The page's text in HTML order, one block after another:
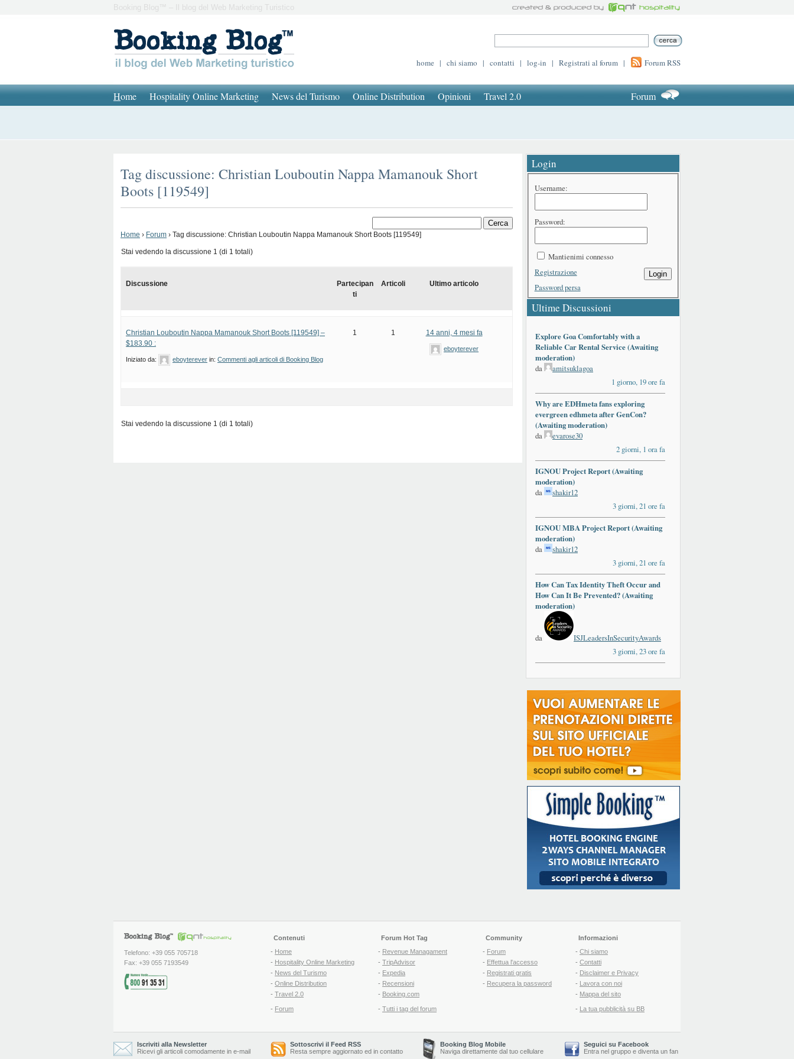
Booking Blog™ – Il blog del Web Marketing Turistico
home | chi siamo | contatti | log-in | Registrati al forum | Forum RSS
Home Hospitality Online Marketing News del Turismo Online Distribution Opinioni Travel 2.0 Forum
Tag discussione: Christian Louboutin Nappa Mamanouk Short
Boots [119549]
Home › Forum › Tag discussione: Christian Louboutin Nappa Mamanouk Short Boots [119549]
Stai vedendo la discussione 1 (di 1 totali)
Discussione
Partecipan
ti
Articoli Ultimo articolo
Christian Louboutin Nappa Mamanouk Short Boots [119549] –
$183.90 :
Iniziato da: eboyterever in: Commenti agli articoli di Booking Blog
1 1 14 anni, 4 mesi fa
eboyterever
Stai vedendo la discussione 1 (di 1 totali)
Login
Username:
Password:
Mantienimi connesso
Login
Registrazione
Password persa
Ultime Discussioni
Explore Goa Comfortably with a
Reliable Car Rental Service (Awaiting
moderation)
da
amitsuklagoa
1 giorno, 19 ore fa
Why are EDHmeta fans exploring
evergreen edhmeta after GenCon?
(Awaiting moderation)
da
evarose30
2 giorni, 1 ora fa
IGNOU Project Report (Awaiting
moderation)
da
shakir12
3 giorni, 21 ore fa
IGNOU MBA Project Report (Awaiting
moderation)
da
shakir12
3 giorni, 21 ore fa
How Can Tax Identity Theft Occur and
How Can It Be Prevented? (Awaiting
moderation)
da
ISJLeadersInSecurityAwards
3 giorni, 23 ore fa
Telefono: +39 055 705718
Fax: +39 055 7193549
Contenuti
- Home
- Hospitality Online Marketing
- News del Turismo
- Online Distribution
- Travel 2.0
- Forum
Forum Hot Tag
- Revenue Managament
- TripAdvisor
- Expedia
- Recensioni
- Booking.com
- Tutti i tag del forum
Community
- Forum
- Effettua l'accesso
- Registrati gratis
- Recupera la password
Informazioni
- Chi siamo
- Contatti
- Disclaimer e Privacy
- Lavora con noi
- Mappa del sito
- La tua pubblicità su BB
Iscriviti alla Newsletter
Ricevi gli articoli comodamente in e-mail
Sottoscrivi il Feed RSS
Resta sempre aggiornato ed in contatto
Booking Blog Mobile
Naviga direttamente dal tuo cellulare
Seguici su Facebook
Entra nel gruppo e diventa un fan